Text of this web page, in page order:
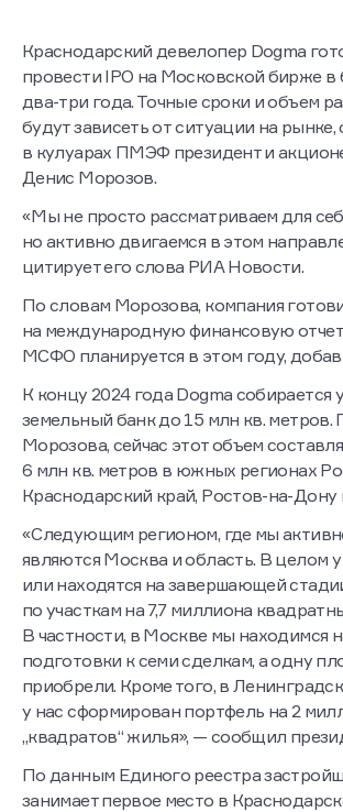
Краснодарский девелопер Dogma
провести IPO на Московской бирже
два-три года. Точные сроки и объем
будут зависеть от ситуации на
в кулуарах ПМЭФ президент и
Денис Морозов.
«Мы не просто рассматриваем для
но активно двигаемся в этом
цитирует его слова РИА Новости.
По словам Морозова, компания
на международную финансовую
МСФО планируется в этом году,
К концу 2024 года Dogma собирается
земельный банк до 15 млн кв. метров.
Морозова, сейчас этот объем
6 млн кв. метров в южных регионах
Краснодарский край, Ростов-на-Дону
«Следующим регионом, где мы
являются Москва и область. В целом
или находятся на завершающей
по участкам на 7,7 миллиона
В частности, в Москве мы находимся
подготовки к семи сделкам, а одну
приобрели. Кроме того, в
у нас сформирован портфель на 2
„квадратов“ жилья», — сообщил
По данным Единого реестра
занимает первое место в